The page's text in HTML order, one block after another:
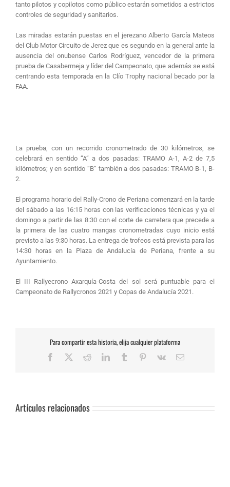
tanto pilotos y copilotos como público estarán sometidos a estrictos
controles de seguridad y sanitarios.
Las miradas estarán puestas en el jerezano Alberto García Mateos
del Club Motor Circuito de Jerez que es segundo en la general ante la
ausencia del onubense Carlos Rodríguez, vencedor de la primera
prueba de Casabermeja y líder del Campeonato, que además se está
centrando esta temporada en la Clío Trophy nacional becado por la
FAA.
La prueba, con un recorrido cronometrado de 30 kilómetros, se
celebrará en sentido “A” a dos pasadas: TRAMO A-1, A-2 de 7,5
kilómetros; y en sentido “B” también a dos pasadas: TRAMO B-1, B-
2.
El programa horario del Rally-Crono de Periana comenzará en la tarde
del sábado a las 16:15 horas con las verificaciones técnicas y ya el
domingo a partir de las 8:30 con el corte de carretera que precede a
la primera de las cuatro mangas cronometradas cuyo inicio está
previsto a las 9:30 horas. La entrega de trofeos está prevista para las
14:30 horas en la Plaza de Andalucía de Periana, frente a su
Ayuntamiento.
El III Rallyecrono Axarquía-Costa del sol será puntuable para el
Campeonato de Rallycronos 2021 y Copas de Andalucía 2021.
Para compartir esta historia, elija cualquier plataforma
Facebook RedditLinkedInTumblr Pinterest
Vk
Correo
Artículos relacionados